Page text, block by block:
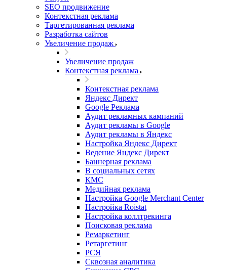
SEO продвижение
Контекстная реклама
Таргетированная реклама
Разработка сайтов
Увеличение продаж
Увеличение продаж
Контекстная реклама
Контекстная реклама
Яндекс Директ
Google Реклама
Аудит рекламных кампаний
Аудит рекламы в Google
Аудит рекламы в Яндекс
Настройка Яндекс Директ
Ведение Яндекс Директ
Баннерная реклама
В социальных сетях
КМС
Медийная реклама
Настройка Google Merchant Center
Настройка Roistat
Настройка коллтрекинга
Поисковая реклама
Ремаркетинг
Ретаргетинг
РСЯ
Сквозная аналитика